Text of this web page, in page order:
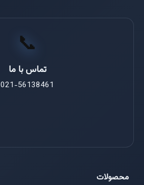
📞
تماس با ما
021-56138461
محصولات